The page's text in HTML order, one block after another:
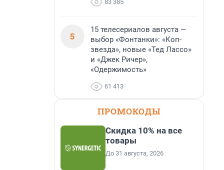
83 385
5
15 телесериалов августа —
выбор «Фонтанки»: «Коп-
звезда», новые «Тед Лассо»
и «Джек Ричер»,
«Одержимость»
61 413
ПРОМОКОДЫ
Скидка 10% на все
товары
До 31 августа, 2026